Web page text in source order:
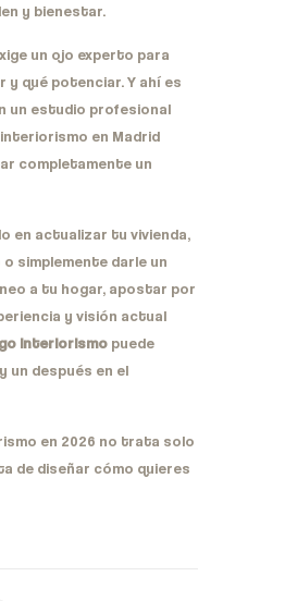
y bienestar.
un ojo experto para
y qué potenciar. Y ahí es
un estudio profesional
en Madrid
completamente un
en actualizar tu vivienda,
simplemente darle un
a tu hogar, apostar por
y visión actual
Interiorismo puede
un después en el
en 2026 no trata solo
de diseñar cómo quieres